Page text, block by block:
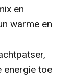
en
warme en
energie toe